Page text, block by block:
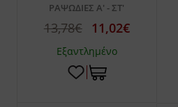
ΡΑΨΩΔΙΕΣ Α' - ΣΤ'
13,78€ 11,02€
Εξαντλημένο